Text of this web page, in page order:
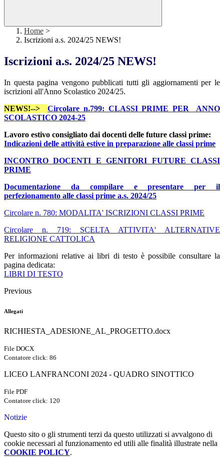
Home >
Iscrizioni a.s. 2024/25 NEWS!
Iscrizioni a.s. 2024/25 NEWS!
In questa pagina vengono pubblicati tutti gli aggiornamenti per le
iscrizioni all'Anno Scolastico 2024/25.
NEWS!-->Circolare n.799: CLASSI PRIME PER ANNO
SCOLASTICO 2024-25
Lavoro estivo consigliato dai docenti delle future classi prime:
Indicazioni delle attività estive in preparazione alle classi prime
INCONTRO DOCENTI E GENITORI FUTURE CLASSI
PRIME
Documentazione da compilare e presentare per il
perfezionamento alle classi prime a.s. 2024/25
Circolare n. 780: MODALITA' ISCRIZIONI CLASSI PRIME
Circolare n. 719: SCELTA ATTIVITA' ALTERNATIVE
RELIGIONE CATTOLICA
Per informazioni relative ai libri di testo è possibile consultare la
pagina dedicata:
LIBRI DI TESTO
Previous
Allegati
RICHIESTA_ADESIONE_AL_PROGETTO.docx
File DOCX
Contatore click: 86
LICEO LANFRANCONI 2024 - QUADRO SINOTTICO
File PDF
Contatore click: 120
Notizie
Questo sito o gli strumenti terzi da questo utilizzati si avvalgono di
cookie necessari al funzionamento ed utili alle finalità illustrate nella
COOKIE POLICY.